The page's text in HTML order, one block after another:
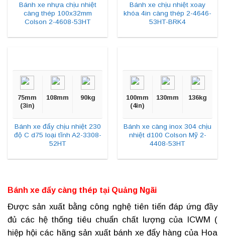
Bánh xe nhựa chịu nhiệt
càng thép 100x32mm
Colson 2-4608-53HT
Bánh xe chịu nhiệt xoay
khóa 4in càng thép 2-4646-
53HT-BRK4
75mm
(3in)
108mm 90kg
Bánh xe đẩy chịu nhiệt 230
độ C d75 loại tĩnh A2-3308-
52HT
100mm
(4in)
130mm 136kg
Bánh xe càng inox 304 chịu
nhiệt d100 Colson Mỹ 2-
4408-53HT
Bánh xe đẩy càng thép tại Quảng Ngãi
Được sản xuất bằng công nghệ tiên tiến đáp ứng đầy
đủ các hệ thống tiêu chuẩn chất lượng của ICWM (
hiệp hội các hãng sản xuất bánh xe đẩy hàng của Hoa